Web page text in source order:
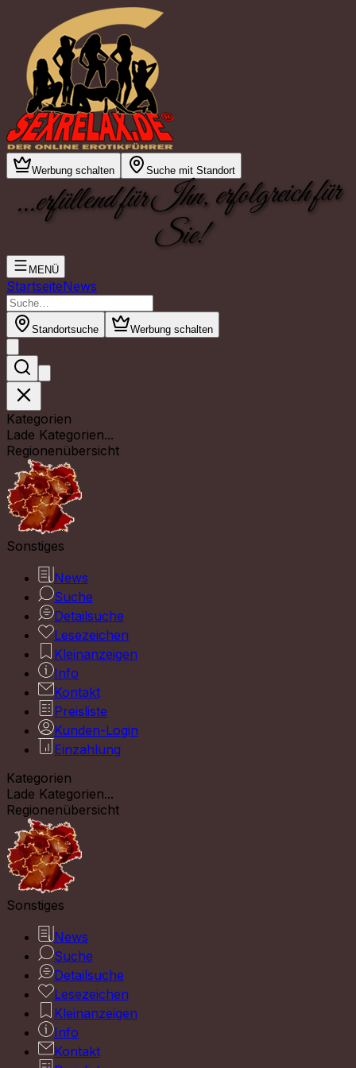
Werbung schalten Suche mit Standort
...erfüllend für Ihn, erfolgreich für
Sie!
MENÜ
StartseiteNews
Standortsuche Werbung schalten
Kategorien
Lade Kategorien...
Regionenübersicht
Sonstiges
News
Suche
Detailsuche
Lesezeichen
Kleinanzeigen
Info
Kontakt
Preisliste
Kunden-Login
Einzahlung
Kategorien
Lade Kategorien...
Regionenübersicht
Sonstiges
News
Suche
Detailsuche
Lesezeichen
Kleinanzeigen
Info
Kontakt